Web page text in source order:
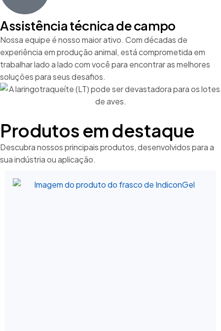
Assistência técnica de campo
Nossa equipe é nosso maior ativo. Com décadas de
experiência em produção animal, está comprometida em
trabalhar lado a lado com você para encontrar as melhores
soluções para seus desafios.
Produtos em destaque
Descubra nossos principais produtos, desenvolvidos para a
sua indústria ou aplicação.